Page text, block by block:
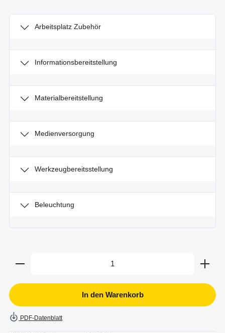
Arbeitsplatz Zubehör
Informationsbereitstellung
Materialbereitstellung
Medienversorgung
Werkzeugbereitsstellung
Beleuchtung
Produkt Anzahl: Gib den gewünschten Wert ein
In den Warenkorb
PDF-Datenblatt